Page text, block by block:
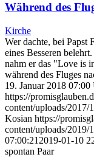
Während des
Kirche
Wer dachte, bei Papst
eines Besseren
nahm er das "Love is
während des Fluges
19. Januar 2018 07:00
https://
content/uploads/2017/
Kosian https://
content/uploads/2019/
07:00:21 2019-01-10
spontan Paar